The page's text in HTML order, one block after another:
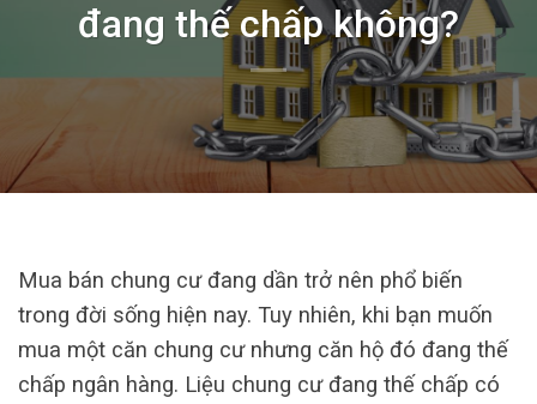
đang thế chấp không?
Mua bán chung cư đang dần trở nên phổ biến
trong đời sống hiện nay. Tuy nhiên, khi bạn muốn
mua một căn chung cư nhưng căn hộ đó đang thế
chấp ngân hàng. Liệu chung cư đang thế chấp có